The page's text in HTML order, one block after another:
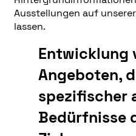
Ausstellungen auf
lassen.
Entwicklung
Angeboten,
spezifischer
Bedürfnisse